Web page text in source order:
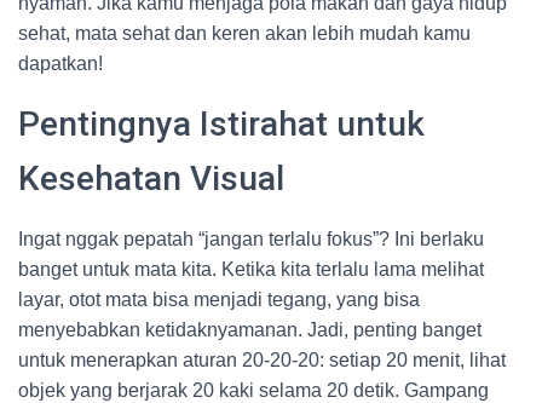
sehat, mata sehat dan keren akan lebih mudah kamu
dapatkan!
Pentingnya Istirahat untuk
Kesehatan Visual
Ingat nggak pepatah “jangan terlalu fokus”? Ini berlaku
banget untuk mata kita. Ketika kita terlalu lama melihat
layar, otot mata bisa menjadi tegang, yang bisa
menyebabkan ketidaknyamanan. Jadi, penting banget
untuk menerapkan aturan 20-20-20: setiap 20 menit, lihat
objek yang berjarak 20 kaki selama 20 detik. Gampang